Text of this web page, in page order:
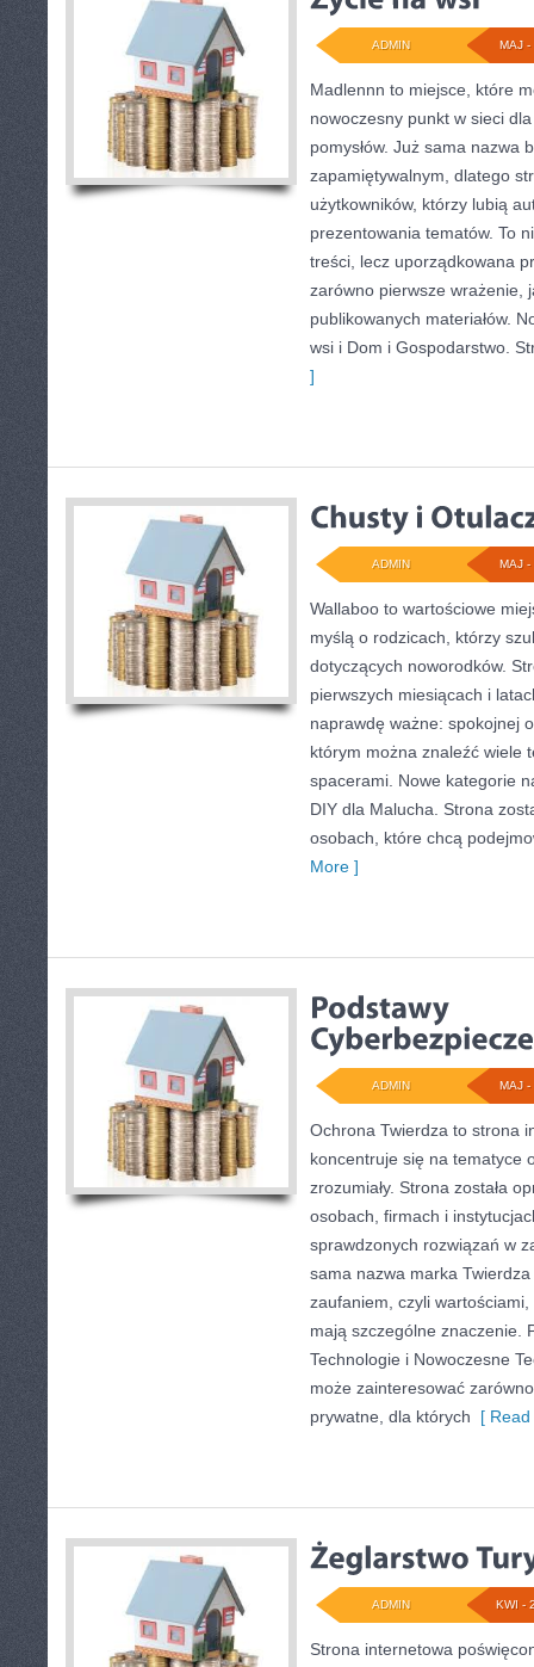
MAJ -
ADMIN
Madlennn to miejsce, które
nowoczesny punkt w sieci
pomysłów. Już sama nazwa
zapamiętywalnym, dlatego
użytkowników, którzy lubią
prezentowania tematów. To
treści, lecz uporządkowana
zarówno pierwsze wrażenie,
publikowanych materiałów.
wsi i Dom i Gospodarstwo.
]
MAJ -
ADMIN
Wallaboo to wartościowe
myślą o rodzicach, którzy
dotyczących noworodków.
pierwszych miesiącach i
naprawdę ważne: spokojnej
którym można znaleźć wiele
spacerami. Nowe kategorie
DIY dla Malucha. Strona
osobach, które chcą
More ]
MAJ -
ADMIN
Ochrona Twierdza to strona
koncentruje się na tematyce
zrozumiały. Strona została
osobach, firmach i
sprawdzonych rozwiązań w
sama nazwa marka
zaufaniem, czyli
mają szczególne znaczenie.
Technologie i Nowoczesne
może zainteresować
prywatne, dla których [
KWI -
ADMIN
Strona internetowa